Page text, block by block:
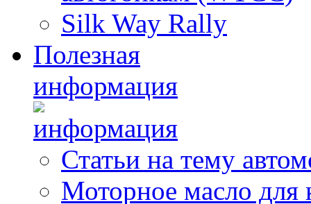
Silk Way Rally
Полезная
информация
Статьи на тему
Моторное масло для